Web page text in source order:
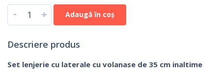
- + Adaugă în coș
Descriere produs
Set lenjerie cu laterale cu volanase de 35 cm inaltime